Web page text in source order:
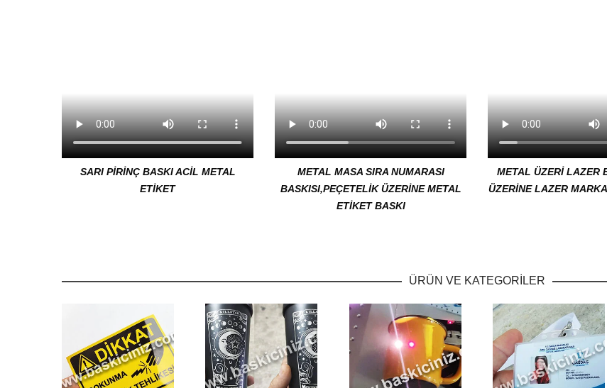
SARI PİRİNÇ BASKI ACİL METAL
ETİKET
METAL MASA SIRA NUMARASI
BASKISI,PEÇETELİK ÜZERİNE METAL
ETİKET BASKI
METAL ÜZERİ LAZER
ÜZERİNE LAZER
ÜRÜN VE KATEGORİLER